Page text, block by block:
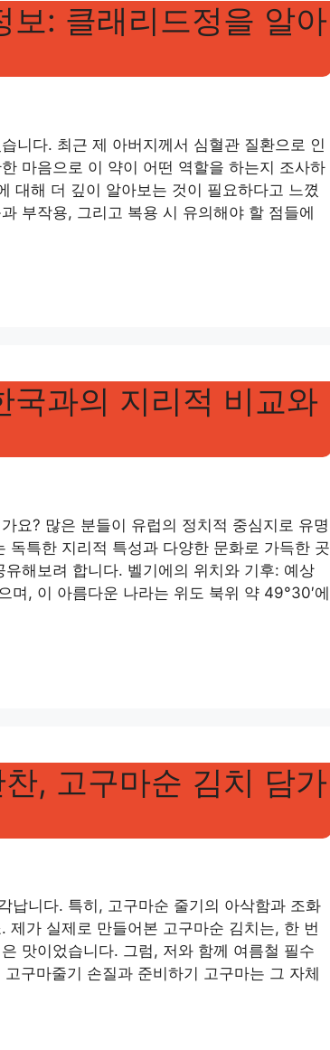
보: 클래리드정을 알아
니다. 최근 제 아버지께서 심혈관 질환으로 인
마음으로 이 약이 어떤 역할을 하는지 조사하
대해 더 깊이 알아보는 것이 필요하다고 느꼈
부작용, 그리고 복용 시 유의해야 할 점들에
국과의 지리적 비교와
요? 많은 분들이 유럽의 정치적 중심지로 유명
특한 지리적 특성과 다양한 문화로 가득한 곳
해보려 합니다. 벨기에의 위치와 기후: 예상
며, 이 아름다운 나라는 위도 북위 약 49°30′에
, 고구마순 김치 담가
납니다. 특히, 고구마순 줄기의 아삭함과 조화
가 실제로 만들어본 고구마순 김치는, 한 번
맛이었습니다. 그럼, 저와 함께 여름철 필수
구마줄기 손질과 준비하기 고구마는 그 자체